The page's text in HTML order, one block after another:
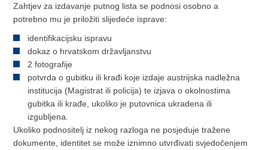
Zahtjev za izdavanje putnog lista se podnosi osobno a
potrebno mu je priložiti slijedeće isprave:
identifikacijsku ispravu
dokaz o hrvatskom državljanstvu
2 fotografije
potvrda o gubitku ili krađi koje izdaje austrijska nadležna
institucija (Magistrat ili policija) te izjava o okolnostima
gubitka ili krađe, ukoliko je putovnica ukradena ili
izgubljena.
Ukoliko podnositelj iz nekog razloga ne posjeduje tražene
dokumente, identitet se može iznimno utvrđivati svjedočenjem